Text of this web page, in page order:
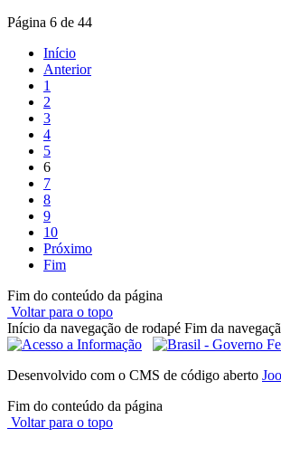
Página 6 de 44
Início
Anterior
1
2
3
4
5
6
7
8
9
10
Próximo
Fim
Fim do conteúdo da página
Voltar para o topo
Início da navegação de rodapé Fim da
Desenvolvido com o CMS de código aberto
Fim do conteúdo da página
Voltar para o topo